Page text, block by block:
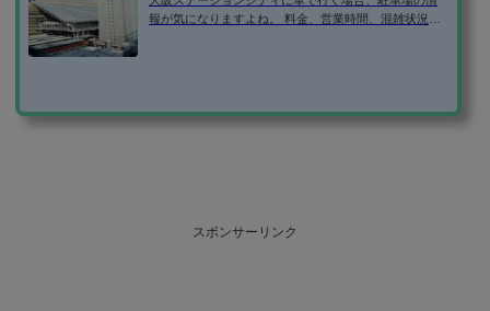
報が気になりますよね。 料金、営業時間、混雑状況、
ョンシティ駐車場 住所530-0001大阪府大阪市北区梅田
スポンサーリンク